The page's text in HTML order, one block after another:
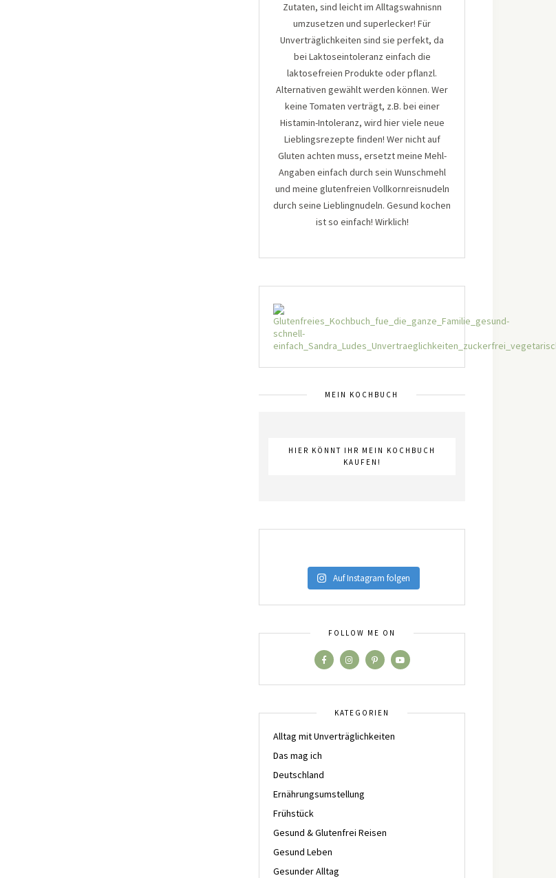
Zutaten, sind leicht im Alltagswahnisnn
umzusetzen und superlecker! Für
Unverträglichkeiten sind sie perfekt, da
bei Laktoseintoleranz einfach die
laktosefreien Produkte oder pflanzl.
Alternativen gewählt werden können. Wer
keine Tomaten verträgt, z.B. bei einer
Histamin-Intoleranz, wird hier viele neue
Lieblingsrezepte finden! Wer nicht auf
Gluten achten muss, ersetzt meine Mehl-
Angaben einfach durch sein Wunschmehl
und meine glutenfreien Vollkornreisnudeln
durch seine Lieblingnudeln. Gesund kochen
ist so einfach! Wirklich!
MEIN KOCHBUCH
HIER KÖNNT IHR MEIN KOCHBUCH
KAUFEN!
Auf Instagram folgen
FOLLOW ME ON
KATEGORIEN
Alltag mit Unverträglichkeiten
Das mag ich
Deutschland
Ernährungsumstellung
Frühstück
Gesund & Glutenfrei Reisen
Gesund Leben
Gesunder Alltag